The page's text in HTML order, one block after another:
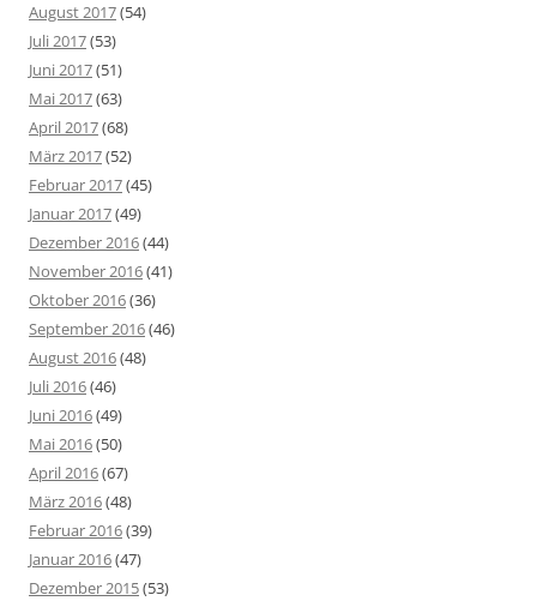
August 2017(54)
Juli 2017(53)
Juni 2017(51)
Mai 2017(63)
April 2017(68)
März 2017(52)
Februar 2017(45)
Januar 2017(49)
Dezember 2016(44)
November 2016(41)
Oktober 2016(36)
September 2016(46)
August 2016(48)
Juli 2016(46)
Juni 2016(49)
Mai 2016(50)
April 2016(67)
März 2016(48)
Februar 2016(39)
Januar 2016(47)
Dezember 2015(53)